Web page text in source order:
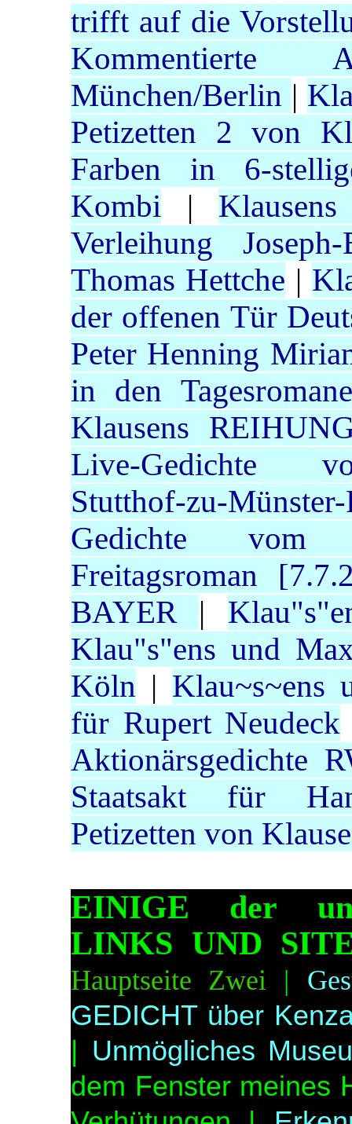
trifft auf die
München/Berlin |
Petizetten 2 von
Farben in 6-
Kombi |
Verleihung
Thomas Hettche |
der offenen Tür
Peter Henning
in den
Klausens
Live-Gedichte
Stutthof-zu-Münster-
Gedichte vom
Freitagsroman
BAYER |
Klau"s"ens und
Köln | Klau~s~ens
für Rupert Neudeck
Aktionärsgedichte
Staatsakt für
Petizetten von
EINIGE der
LINKS UND
Hauptseite Zwei |
GEDICHT über
Unmögliches
dem Fenster meines